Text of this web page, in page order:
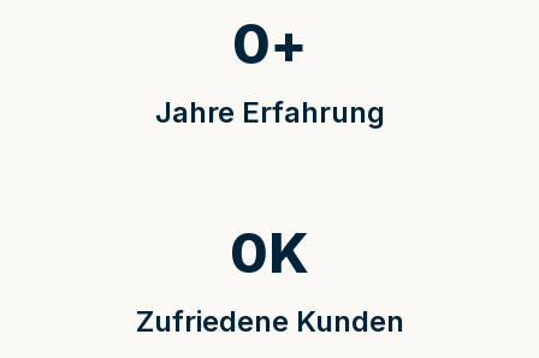
Jahre Erfahrung
0+
Zufriedene Kunden
0K